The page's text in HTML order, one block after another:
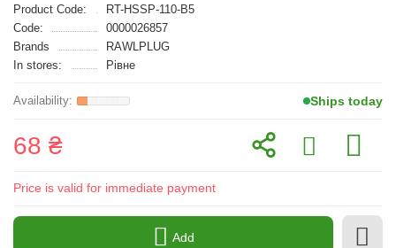
Product Code:
RT-HSSP-110-B5
Code:
0000026857
Brands
RAWLPLUG
In stores:
Рівне
Ships today
68 ₴
Price is valid for immediate payment
Add